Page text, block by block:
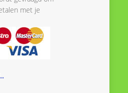
met je